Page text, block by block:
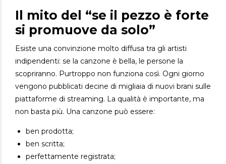
Il mito del “se il pezzo è forte
si promuove da solo”
Esiste una convinzione molto diffusa tra gli artisti
indipendenti: se la canzone è bella, le persone la
scopriranno. Purtroppo non funziona così. Ogni giorno
vengono pubblicati decine di migliaia di nuovi brani sulle
piattaforme di streaming. La qualità è importante, ma
non basta più. Una canzone può essere:
ben prodotta;
ben scritta;
perfettamente registrata;